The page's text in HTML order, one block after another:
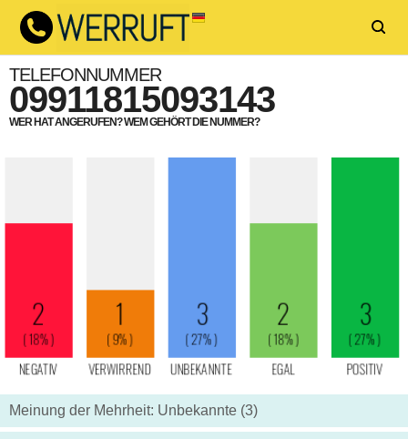
TELEFONNUMMER
09911815093143
WER HAT ANGERUFEN? WEM GEHÖRT DIE NUMMER?
Meinung der Mehrheit: Unbekannte (3)